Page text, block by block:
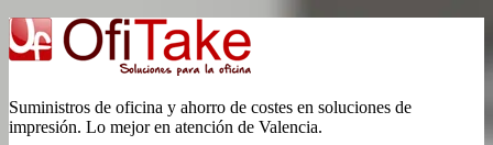
Suministros de oficina y ahorro de costes en soluciones de
impresión. Lo mejor en atención de Valencia.